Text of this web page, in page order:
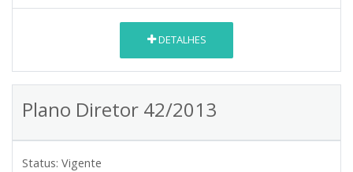
DETALHES
Plano Diretor 42/2013
Status: Vigente